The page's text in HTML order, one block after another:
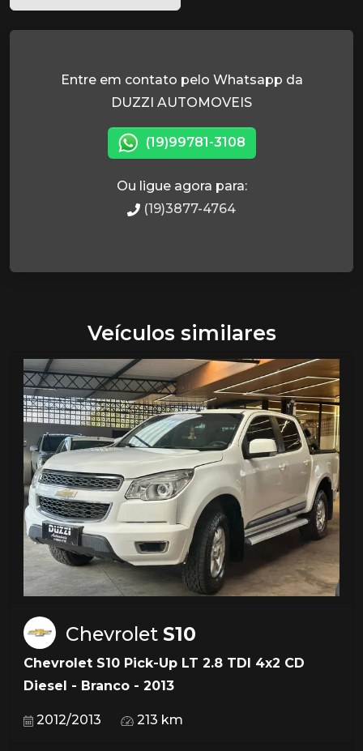
Entre em contato pelo Whatsapp da
DUZZI AUTOMOVEIS
(19)99781-3108
Ou ligue agora para:
(19)3877-4764
Veículos similares
Chevrolet S10
Chevrolet S10 Pick-Up LT 2.8 TDI 4x2 CD
Diesel - Branco - 2013
2012/2013 213 km